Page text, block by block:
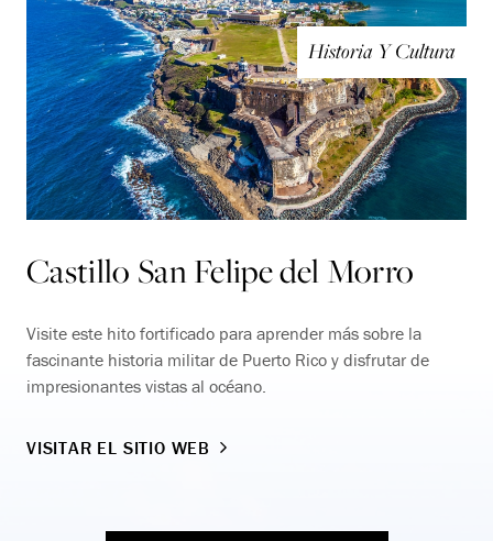
Historia Y Cultura
Castillo San Felipe del Morro
Visite este hito fortificado para aprender más sobre la
fascinante historia militar de Puerto Rico y disfrutar de
impresionantes vistas al océano.
VISITAR EL SITIO WEB